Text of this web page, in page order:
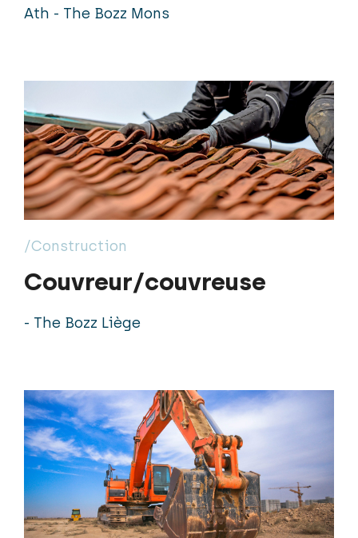
Chauffagiste
Ath - The Bozz Mons
/Construction
Couvreur/couvreuse
- The Bozz Liège